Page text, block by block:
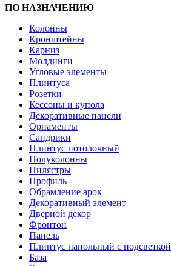
ПО НАЗНАЧЕНИЮ
Колонны
Кронштейны
Карниз
Молдинги
Угловые элементы
Плинтуса
Розетки
Кессоны и купола
Декоративные панели
Орнаменты
Сандрики
Плинтус потолочный
Полуколонны
Пилястры
Профиль
Обрамление арок
Декоративный элемент
Дверной декор
Фронтон
Панель
Плинтус напольный с подсветкой
База